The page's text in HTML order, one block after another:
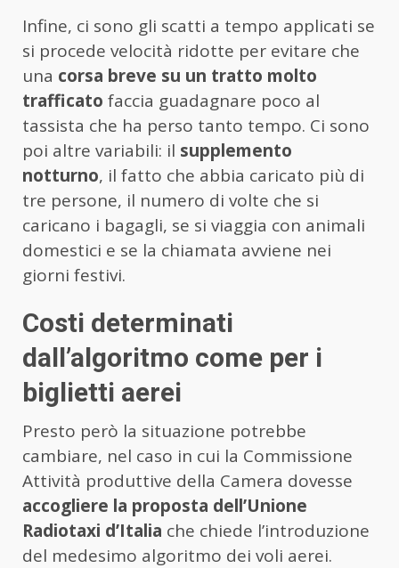
Infine, ci sono gli scatti a tempo applicati se
si procede velocità ridotte per evitare che
una corsa breve su un tratto molto
trafficato faccia guadagnare poco al
tassista che ha perso tanto tempo. Ci sono
poi altre variabili: il supplemento
notturno, il fatto che abbia caricato più di
tre persone, il numero di volte che si
caricano i bagagli, se si viaggia con animali
domestici e se la chiamata avviene nei
giorni festivi.
Costi determinati
dall’algoritmo come per i
biglietti aerei
Presto però la situazione potrebbe
cambiare, nel caso in cui la Commissione
Attività produttive della Camera dovesse
accogliere la proposta dell’Unione
Radiotaxi d’Italia che chiede l’introduzione
del medesimo algoritmo dei voli aerei.